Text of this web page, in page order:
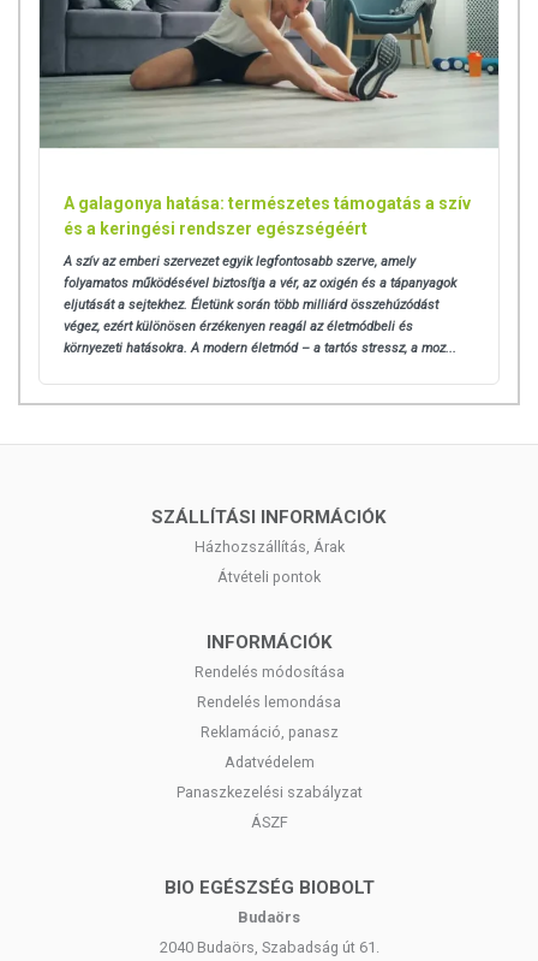
A galagonya hatása: természetes támogatás a szív
és a keringési rendszer egészségéért
A szív az emberi szervezet egyik legfontosabb szerve, amely
folyamatos működésével biztosítja a vér, az oxigén és a tápanyagok
eljutását a sejtekhez. Életünk során több milliárd összehúzódást
végez, ezért különösen érzékenyen reagál az életmódbeli és
környezeti hatásokra. A modern életmód – a tartós stressz, a moz...
SZÁLLÍTÁSI INFORMÁCIÓK
Házhozszállítás, Árak
Átvételi pontok
INFORMÁCIÓK
Rendelés módosítása
Rendelés lemondása
Reklamáció, panasz
Adatvédelem
Panaszkezelési szabályzat
ÁSZF
BIO EGÉSZSÉG BIOBOLT
Budaörs
2040 Budaörs, Szabadság út 61.